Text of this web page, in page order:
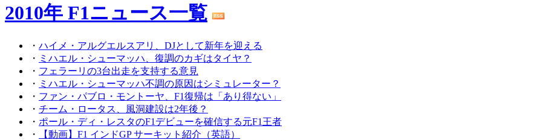
2010年 F1ニュース一覧
・ ハイメ・アルグエルスアリ、DJとして新年を迎える
・ ミハエル・シューマッハ、復調のカギはタイヤ？
・ フェラーリの3台出走を支持する意見
・ ミハエル・シューマッハ不調の原因はシミュレーター？
・ ファン・パブロ・モントーヤ、F1復帰は「あり得ない」
・ チーム・ロータス、風洞建設は2年後？
・ ポール・ディ・レスタのF1デビューを確信する元F1王者
・
【動画】F1 インドGP サーキット紹介（英語）